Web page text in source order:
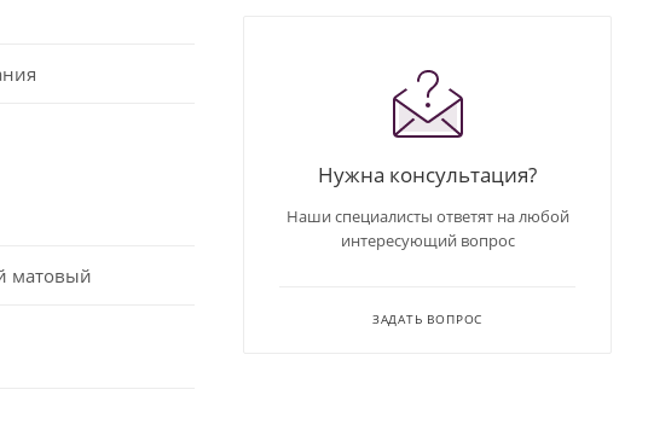
матовый
Нужна консультация?
Наши специалисты ответят на любой
интересующий вопрос
ЗАДАТЬ ВОПРОС